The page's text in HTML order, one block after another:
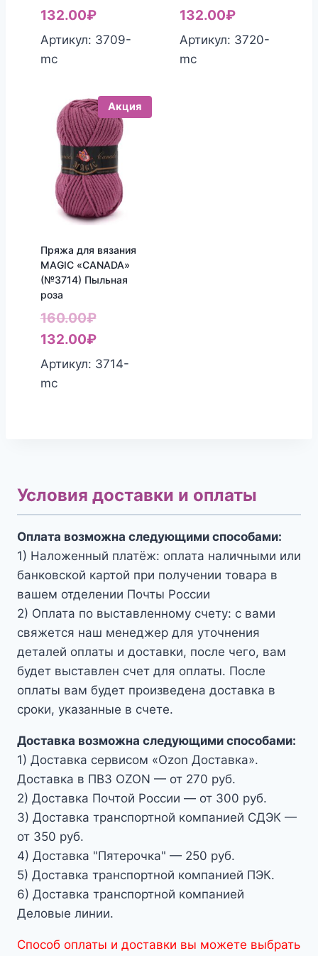
цена
составляла
132.00₽Текущая
цена:
Артикул: 3709-
mc
цена
составляла
132.00₽Текущая
цена:
Артикул: 3720-
mc
Акция
Пряжа для вязания
MAGIC «CANADA»
(№3714) Пыльная
роза
160.00₽Первоначальная
цена
составляла
132.00₽Текущая
цена:
Артикул: 3714-
mc
Условия доставки и оплаты
Оплата возможна следующими способами:
1) Наложенный платёж: оплата наличными или
банковской картой при получении товара в
вашем отделении Почты России
2) Оплата по выставленному счету: с вами
свяжется наш менеджер для уточнения
деталей оплаты и доставки, после чего, вам
будет выставлен счет для оплаты. После
оплаты вам будет произведена доставка в
сроки, указанные в счете.
Доставка возможна следующими способами:
1) Доставка сервисом «Ozon Доставка».
Доставка в ПВЗ OZON — от 270 руб.
2) Доставка Почтой России — от 300 руб.
3) Доставка транспортной компанией СДЭК —
от 350 руб.
4) Доставка "Пятерочка" — 250 руб.
5) Доставка транспортной компанией ПЭК.
6) Доставка транспортной компанией
Деловые линии.
Способ оплаты и доставки вы можете выбрать